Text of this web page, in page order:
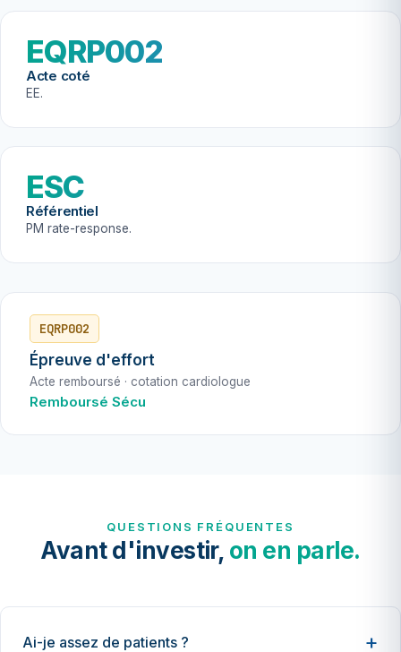
EQRP002
Acte coté
EE.
ESC
Référentiel
PM rate-response.
EQRP002
Épreuve d'effort
Acte remboursé · cotation cardiologue
Remboursé Sécu
QUESTIONS FRÉQUENTES
Avant d'investir, on en parle.
Ai-je assez de patients ?